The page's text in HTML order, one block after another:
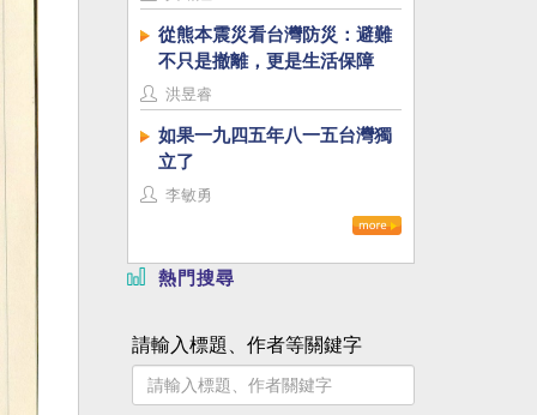
從熊本震災看台灣防災：避難
不只是撤離，更是生活保障
洪昱睿
如果一九四五年八一五台灣獨
立了
李敏勇
熱門搜尋
請輸入標題、作者等關鍵字